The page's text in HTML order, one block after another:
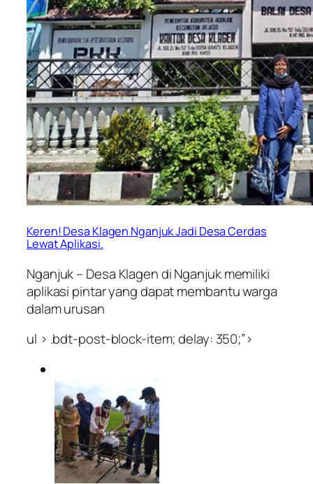
Keren! Desa Klagen Nganjuk Jadi Desa Cerdas
Lewat Aplikasi.
Nganjuk – Desa Klagen di Nganjuk memiliki
aplikasi pintar yang dapat membantu warga
dalam urusan
ul > .bdt-post-block-item; delay: 350;”>